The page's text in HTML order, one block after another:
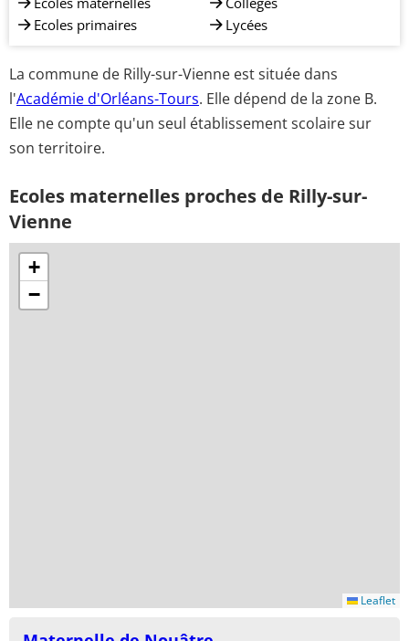
Ecoles primaires
Lycées
La commune de Rilly-sur-Vienne est située dans
l'Académie d'Orléans-Tours. Elle dépend de la zone B.
Elle ne compte qu'un seul établissement scolaire sur
son territoire.
Ecoles maternelles proches de Rilly-sur-
Vienne
+
−
Leaflet